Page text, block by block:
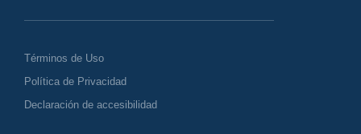
Términos de Uso
Política de Privacidad
Declaración de accesibilidad